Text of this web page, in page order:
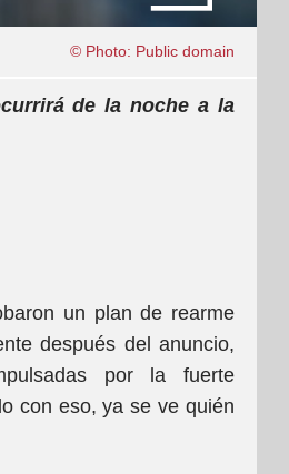
© Photo: Public domain
de la noche a la
un plan de rearme
después del anuncio,
por la fuerte
con eso, ya se ve quién